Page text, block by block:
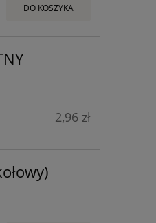
DO KOSZYKA
2,96 zł